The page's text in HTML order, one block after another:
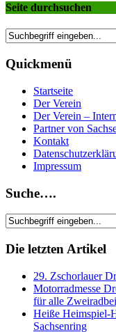
Seite durchsuchen
Quickmenü
Startseite
Der Verein
Der Verein –
Partner von
Kontakt
Impressum
Suche….
Die letzten Artikel
29. Zschorlauer
Motorradmesse
für alle
Heiße Heimspiel-
Sachsenring